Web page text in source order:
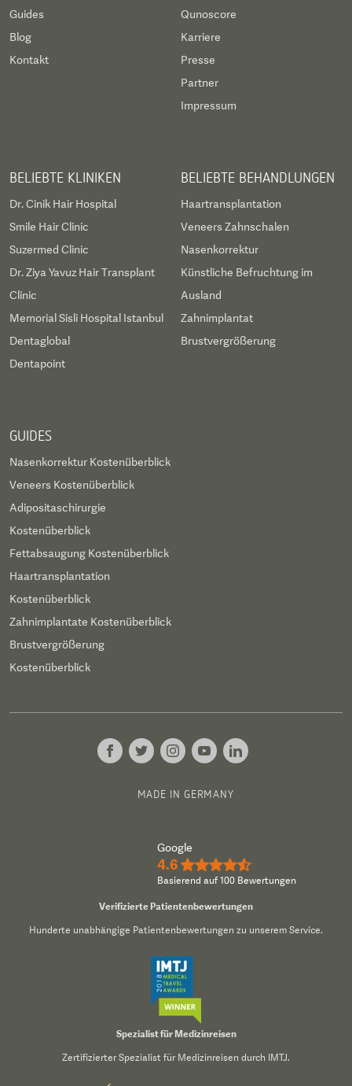
Guides
Blog
Kontakt
Qunoscore
Karriere
Presse
Partner
Impressum
BELIEBTE KLINIKEN
Dr. Cinik Hair Hospital
Smile Hair Clinic
Suzermed Clinic
Dr. Ziya Yavuz Hair Transplant
Clinic
Memorial Sisli Hospital Istanbul
Dentaglobal
Dentapoint
BELIEBTE BEHANDLUNGEN
Haartransplantation
Veneers Zahnschalen
Nasenkorrektur
Künstliche Befruchtung im
Ausland
Zahnimplantat
Brustvergrößerung
GUIDES
Nasenkorrektur Kostenüberblick
Veneers Kostenüberblick
Adipositaschirurgie
Kostenüberblick
Fettabsaugung Kostenüberblick
Haartransplantation
Kostenüberblick
Zahnimplantate Kostenüberblick
Brustvergrößerung
Kostenüberblick
MADE IN GERMANY
Google
4.6 ★★★★½
Basierend auf 100 Bewertungen
Verifizierte Patientenbewertungen
Hunderte unabhängige Patientenbewertungen zu unserem Service.
Spezialist für Medizinreisen
Zertifizierter Spezialist für Medizinreisen durch IMTJ.